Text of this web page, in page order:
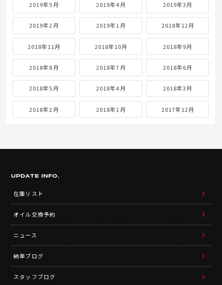
2019年5月 2019年4月 2019年3月
2019年2月 2019年1月 2018年12月
2018年11月 2018年10月 2018年9月
2018年8月 2018年7月 2018年6月
2018年5月 2018年4月 2018年3月
2018年2月 2018年1月 2017年12月
UPDATE INFO.
在庫リスト
オイル交換予約
ニュース
納車ブログ
スタッフブログ